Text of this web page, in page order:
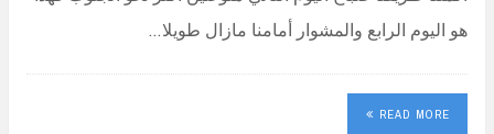
هو اليوم الرابع والمشوار أمامنا مازال طويلا…
READ MORE